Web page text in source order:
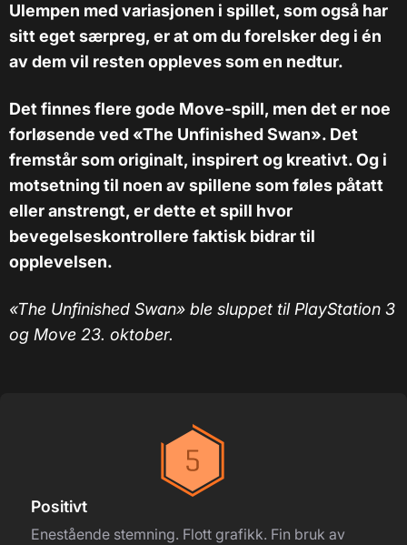
Ulempen med variasjonen i spillet, som også har
sitt eget særpreg, er at om du forelsker deg i én
av dem vil resten oppleves som en nedtur.
Det finnes flere gode Move-spill, men det er noe
forløsende ved «The Unfinished Swan». Det
fremstår som originalt, inspirert og kreativt. Og i
motsetning til noen av spillene som føles påtatt
eller anstrengt, er dette et spill hvor
bevegelseskontrollere faktisk bidrar til
opplevelsen.
«The Unfinished Swan» ble sluppet til PlayStation 3
og Move 23. oktober.
Positivt
Enestående stemning. Flott grafikk. Fin bruk av